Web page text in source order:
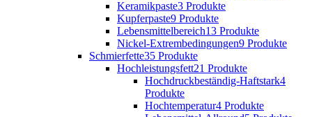
Keramikpaste3 Produkte
Kupferpaste9 Produkte
Lebensmittelbereich13 Produkte
Nickel-Extrembedingungen9 Produkte
Schmierfette35 Produkte
Hochleistungsfett21 Produkte
Hochdruckbeständig-Haftstark4
Produkte
Hochtemperatur4 Produkte